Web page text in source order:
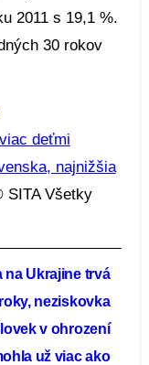
2011 s 19,1 %.
30 rokov
deťmi
najnižšia
Všetky
na Ukrajine trvá
neziskovka
v ohrození
už viac ako